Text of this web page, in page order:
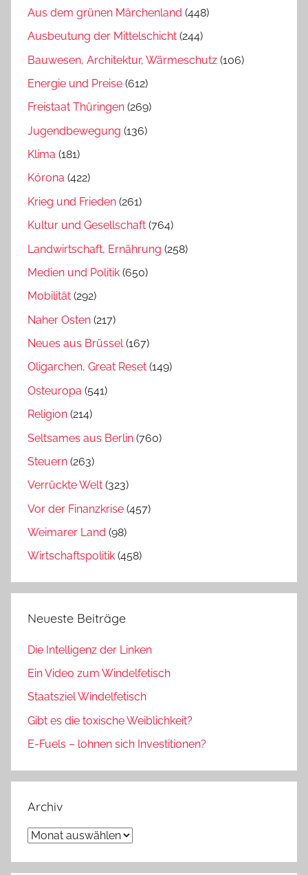
Aus dem grünen Märchenland (448)
Ausbeutung der Mittelschicht (244)
Bauwesen, Architektur, Wärmeschutz (106)
Energie und Preise (612)
Freistaat Thüringen (269)
Jugendbewegung (136)
Klima (181)
Kórona (422)
Krieg und Frieden (261)
Kultur und Gesellschaft (764)
Landwirtschaft, Ernährung (258)
Medien und Politik (650)
Mobilität (292)
Naher Osten (217)
Neues aus Brüssel(167)
Oligarchen, Great Reset (149)
Osteuropa (541)
Religion (214)
Seltsames aus Berlin (760)
Steuern (263)
Verrückte Welt (323)
Vor der Finanzkrise (457)
Weimarer Land (98)
Wirtschaftspolitik (458)
Neueste Beiträge
Die Intelligenz der Linken
Ein Video zum Windelfetisch
Staatsziel Windelfetisch
Gibt es die toxische Weiblichkeit?
E-Fuels – lohnen sich Investitionen?
Archiv
Archiv